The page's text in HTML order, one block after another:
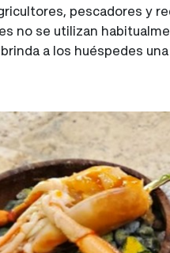
pescadores y
no se utilizan
a los huéspedes